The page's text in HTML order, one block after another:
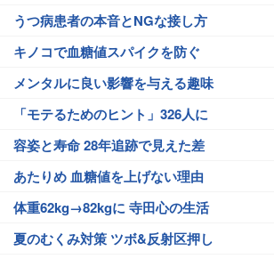
うつ病患者の本音とNGな接し方
キノコで血糖値スパイクを防ぐ
メンタルに良い影響を与える趣味
「モテるためのヒント」326人に
容姿と寿命 28年追跡で見えた差
あたりめ 血糖値を上げない理由
体重62kg→82kgに 寺田心の生活
夏のむくみ対策 ツボ&反射区押し